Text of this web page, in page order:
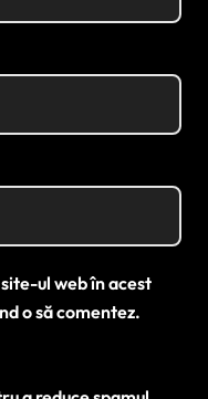
ul web în acest
o să comentez.